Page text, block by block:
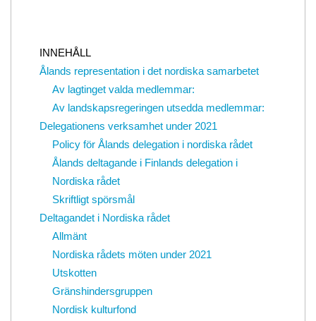
INNEHÅLL
Ålands representation i det nordiska samarbetet
Av lagtinget valda medlemmar:
Av landskapsregeringen utsedda medlemmar:
Delegationens verksamhet under 2021
Policy för Ålands delegation i nordiska rådet
Ålands deltagande i Finlands delegation i
Nordiska rådet
Skriftligt spörsmål
Deltagandet i Nordiska rådet
Allmänt
Nordiska rådets möten under 2021
Utskotten
Gränshindersgruppen
Nordisk kulturfond